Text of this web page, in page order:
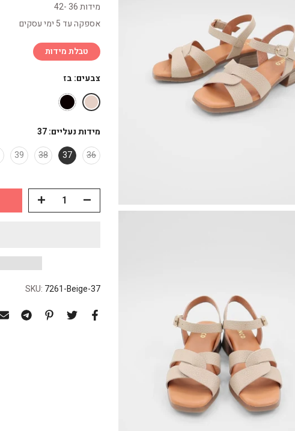
מידות 36 -42
אספקה עד 5 ימי עסקים
טבלת מידות
צבעים: בז
מידות נעליים:37
36
37
38
39
SKU: 7261-Beige-37